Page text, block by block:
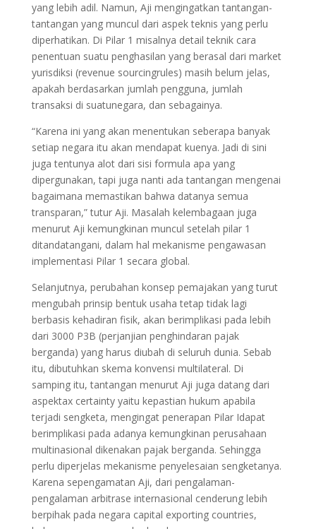
yang lebih adil. Namun, Aji mengingatkan tantangan-
tantangan yang muncul dari aspek teknis yang perlu
diperhatikan. Di Pilar 1 misalnya detail teknik cara
penentuan suatu penghasilan yang berasal dari market
yurisdiksi (revenue sourcingrules) masih belum jelas,
apakah berdasarkan jumlah pengguna, jumlah
transaksi di suatunegara, dan sebagainya.
“Karena ini yang akan menentukan seberapa banyak
setiap negara itu akan mendapat kuenya. Jadi di sini
juga tentunya alot dari sisi formula apa yang
dipergunakan, tapi juga nanti ada tantangan mengenai
bagaimana memastikan bahwa datanya semua
transparan,” tutur Aji. Masalah kelembagaan juga
menurut Aji kemungkinan muncul setelah pilar 1
ditandatangani, dalam hal mekanisme pengawasan
implementasi Pilar 1 secara global.
Selanjutnya, perubahan konsep pemajakan yang turut
mengubah prinsip bentuk usaha tetap tidak lagi
berbasis kehadiran fisik, akan berimplikasi pada lebih
dari 3000 P3B (perjanjian penghindaran pajak
berganda) yang harus diubah di seluruh dunia. Sebab
itu, dibutuhkan skema konvensi multilateral. Di
samping itu, tantangan menurut Aji juga datang dari
aspektax certainty yaitu kepastian hukum apabila
terjadi sengketa, mengingat penerapan Pilar Idapat
berimplikasi pada adanya kemungkinan perusahaan
multinasional dikenakan pajak berganda. Sehingga
perlu diperjelas mekanisme penyelesaian sengketanya.
Karena sepengamatan Aji, dari pengalaman-
pengalaman arbitrase internasional cenderung lebih
berpihak pada negara capital exporting countries,